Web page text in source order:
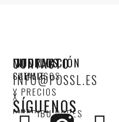
MODELOS
SUMMIT
X
LINE
INFORMACIÓN
CATALOGOS
Y PRECIOS
DISTRIBUIDORES
CONTACTO
INFO@POSSL.ES
SÍGUENOS